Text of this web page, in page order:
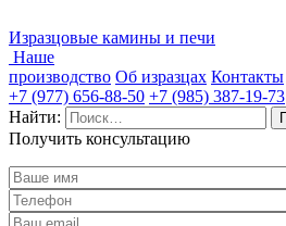
Изразцовые камины и печи
Наше
производство Об изразцах Контакты
+7 (977) 656-88-50 +7 (985) 387-19-73
Найти:
Получить консультацию